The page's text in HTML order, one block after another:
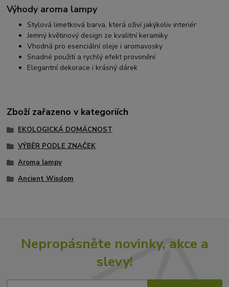
Výhody aroma lampy
Stylová limetková barva, která oživí jakýkoliv interiér
Jemný květinový design ze kvalitní keramiky
Vhodná pro esenciální oleje i aromavosky
Snadné použití a rychlý efekt provonění
Elegantní dekorace i krásný dárek
Zboží zařazeno v kategoriích
EKOLOGICKÁ DOMÁCNOST
VÝBĚR PODLE ZNAČEK
Aroma lampy
Ancient Wisdom
Nepropásněte novinky, akce a
slevy!